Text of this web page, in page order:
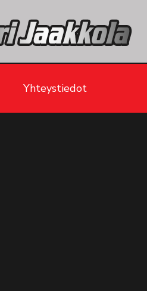
Yhteystiedot